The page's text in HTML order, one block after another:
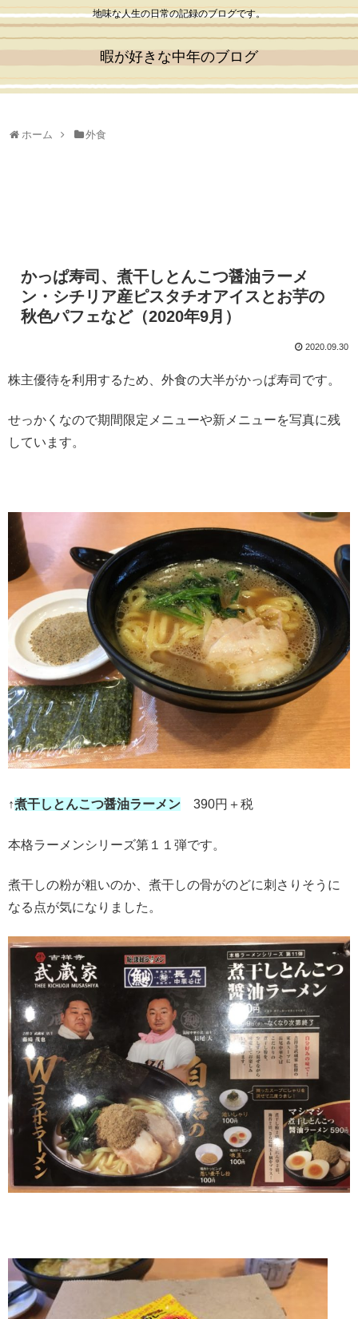
地味な人生の日常の記録のブログです。
暇が好きな中年のブログ
ホーム 外食
かっぱ寿司、煮干しとんこつ醤油ラーメ
ン・シチリア産ピスタチオアイスとお芋の
秋色パフェなど（2020年9月）
2020.09.30
株主優待を利用するため、外食の大半がかっぱ寿司です。
せっかくなので期間限定メニューや新メニューを写真に残
しています。
↑煮干しとんこつ醤油ラーメン 390円＋税
本格ラーメンシリーズ第１１弾です。
煮干しの粉が粗いのか、煮干しの骨がのどに刺さりそうに
なる点が気になりました。